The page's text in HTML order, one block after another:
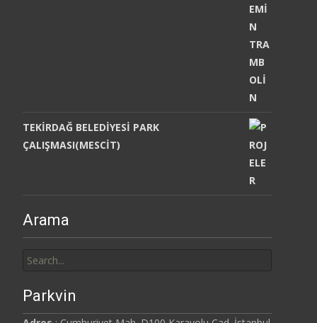
TEKİRDAĞ BELEDİYESİ PARK
ÇALIŞMASI(MESCİT)
Arama
for:
Parkvin